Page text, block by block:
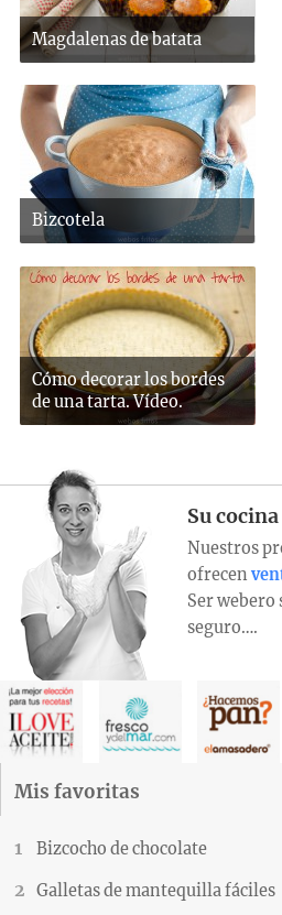
Magdalenas de batata
Bizcotela
Cómo decorar los bordes
de una tarta. Vídeo.
Su
Nuestros
ofrecen
Ser webero
seguro….
Mis favoritas
Bizcocho de chocolate
Galletas de mantequilla fáciles